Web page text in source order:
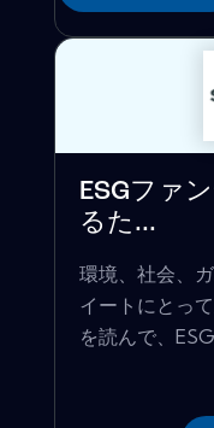
ESGファ
るた...
環境、社会、
イートにとっ
を読んで、